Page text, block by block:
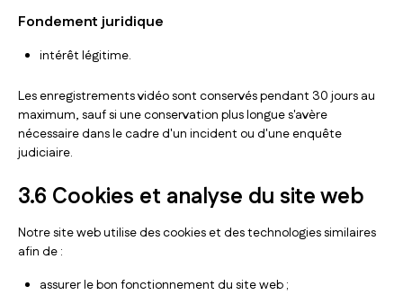
Fondement juridique
intérêt légitime.
Les enregistrements vidéo sont conservés pendant 30 jours au
maximum, sauf si une conservation plus longue s'avère
nécessaire dans le cadre d'un incident ou d'une enquête
judiciaire.
3.6 Cookies et analyse du site web
Notre site web utilise des cookies et des technologies similaires
afin de :
assurer le bon fonctionnement du site web ;